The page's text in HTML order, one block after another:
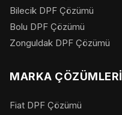
Bilecik DPF Çözümü
Bolu DPF Çözümü
Zonguldak DPF Çözümü
MARKA ÇÖZÜMLERI
Fiat DPF Çözümü